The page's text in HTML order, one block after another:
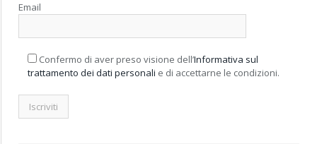
Email
Confermo di aver preso visione dell’Informativa sul
trattamento dei dati personali e di accettarne le condizioni.